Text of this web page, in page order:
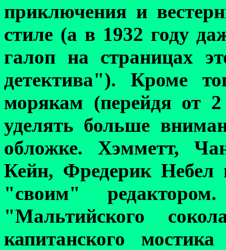
приключения и
стиле (а в 1932 году
галоп на страницах
детектива"). Кроме
морякам (перейдя от
уделять больше
обложке. Хэмметт,
Кейн, Фредерик
"своим"
"Мальтийского
капитанского